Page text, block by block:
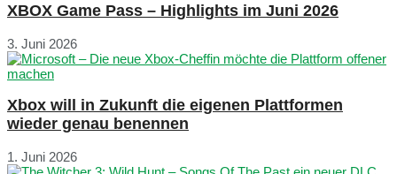
XBOX Game Pass – Highlights im Juni 2026
3. Juni 2026
Xbox will in Zukunft die eigenen Plattformen
wieder genau benennen
1. Juni 2026